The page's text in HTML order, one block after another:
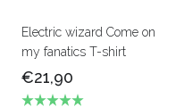
Electric wizard Come on
my fanatics T-shirt
€21,90